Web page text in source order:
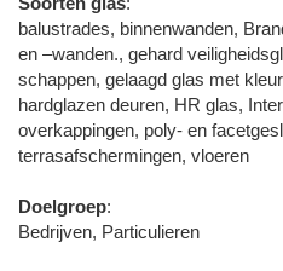
balustrades, binnenwanden,
en –wanden., gehard
schappen, gelaagd glas met
hardglazen deuren, HR glas,
overkappingen, poly- en
terrasafschermingen, vloeren
Doelgroep:
Bedrijven, Particulieren